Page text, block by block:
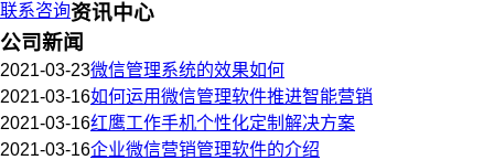
联系咨询资讯中心
公司新闻
2021-03-23微信管理系统的效果如何
2021-03-16如何运用微信管理软件推进智能营销
2021-03-16红鹰工作手机个性化定制解决方案
2021-03-16企业微信营销管理软件的介绍